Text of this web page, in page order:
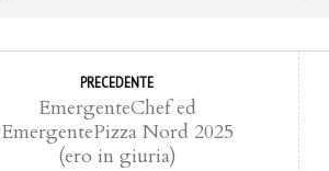
PRECEDENTE
EmergenteChef ed
EmergentePizza Nord 2025
(ero in giuria)